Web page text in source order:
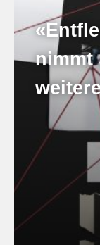
nimmt